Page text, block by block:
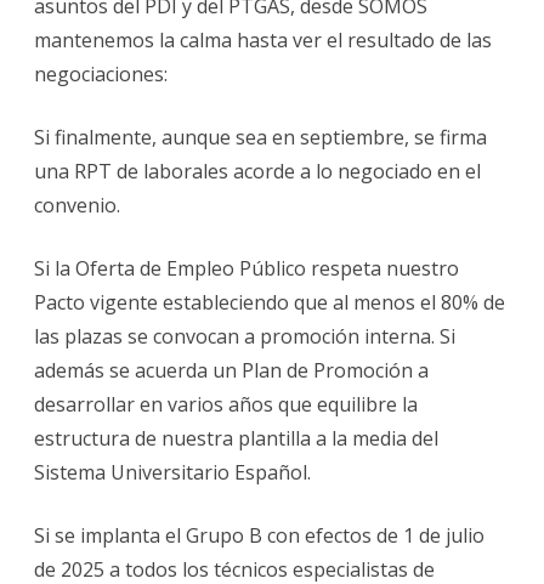
asuntos del PDI y del PTGAS, desde SOMOS
mantenemos la calma hasta ver el resultado de las
negociaciones:
Si finalmente, aunque sea en septiembre, se firma
una RPT de laborales acorde a lo negociado en el
convenio.
Si la Oferta de Empleo Público respeta nuestro
Pacto vigente estableciendo que al menos el 80% de
las plazas se convocan a promoción interna. Si
además se acuerda un Plan de Promoción a
desarrollar en varios años que equilibre la
estructura de nuestra plantilla a la media del
Sistema Universitario Español.
Si se implanta el Grupo B con efectos de 1 de julio
de 2025 a todos los técnicos especialistas de